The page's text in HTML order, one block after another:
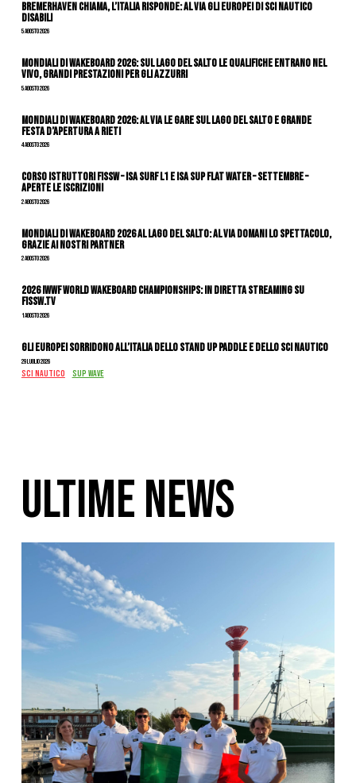
Bremerhaven chiama, l’Italia risponde: al via gli Europei di Sci Nautico
Disabili
5 Agosto 2026
Mondiali di Wakeboard 2026: sul Lago del Salto le qualifiche entrano nel
vivo, grandi prestazioni per gli azzurri
5 Agosto 2026
Mondiali di Wakeboard 2026: al via le gare sul Lago del Salto e grande
festa d’apertura a Rieti
4 Agosto 2026
CORSO ISTRUTTORI FISSW – ISA SURF L1 e ISA SUP Flat Water – SETTEMBRE –
APERTE LE ISCRIZIONI
2 Agosto 2026
Mondiali di Wakeboard 2026 al Lago del Salto: al via domani lo spettacolo,
grazie ai nostri Partner
2 Agosto 2026
2026 IWWF WORLD WAKEBOARD CHAMPIONSHIPS: IN DIRETTA STREAMING SU
FISSW.TV
1 Agosto 2026
Gli Europei sorridono all’Italia dello stand up paddle e dello sci nautico
29 Luglio 2026
SCI NAUTICO SUP WAVE
ULTIME NEWS